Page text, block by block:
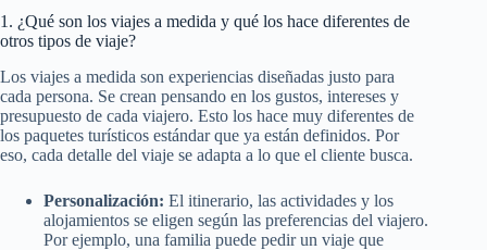
1. ¿Qué son los viajes a medida y qué los hace diferentes de
otros tipos de viaje?
Los viajes a medida son experiencias diseñadas justo para
cada persona. Se crean pensando en los gustos, intereses y
presupuesto de cada viajero. Esto los hace muy diferentes de
los paquetes turísticos estándar que ya están definidos. Por
eso, cada detalle del viaje se adapta a lo que el cliente busca.
Personalización: El itinerario, las actividades y los
alojamientos se eligen según las preferencias del viajero.
Por ejemplo, una familia puede pedir un viaje que